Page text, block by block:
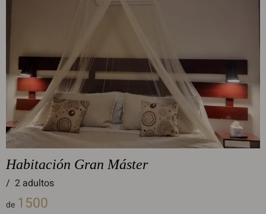
Habitación Gran Máster
/ 2 adultos
de 1500